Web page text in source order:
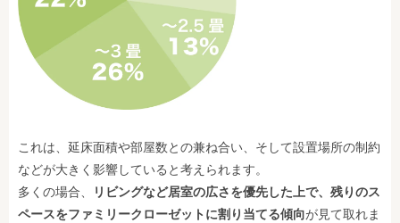
これは、延床面積や部屋数との兼ね合い、そして設置場所の制約
などが大きく影響していると考えられます。
多くの場合、
リビングなど居室の広さを優先した上で、残りのス
ペースをファミリークローゼットに割り当てる傾向が見て取れま